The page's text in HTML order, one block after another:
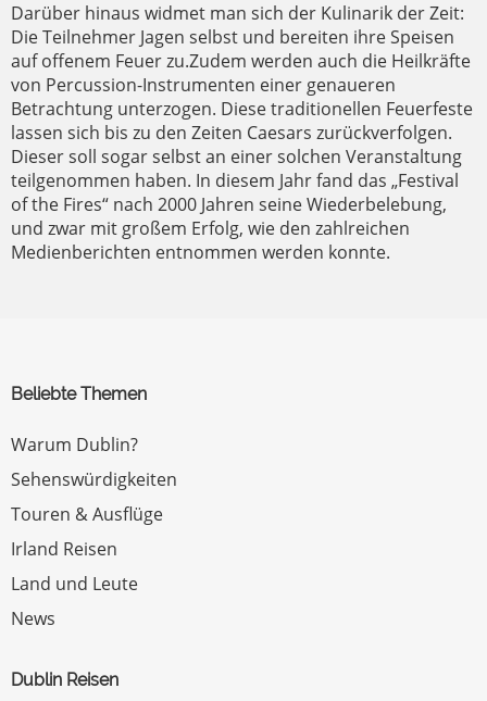
Darüber hinaus widmet man sich der Kulinarik der Zeit:
Die Teilnehmer Jagen selbst und bereiten ihre Speisen
auf offenem Feuer zu.Zudem werden auch die Heilkräfte
von Percussion-Instrumenten einer genaueren
Betrachtung unterzogen. Diese traditionellen Feuerfeste
lassen sich bis zu den Zeiten Caesars zurückverfolgen.
Dieser soll sogar selbst an einer solchen Veranstaltung
teilgenommen haben. In diesem Jahr fand das „Festival
of the Fires“ nach 2000 Jahren seine Wiederbelebung,
und zwar mit großem Erfolg, wie den zahlreichen
Medienberichten entnommen werden konnte.
Beliebte Themen
Warum Dublin?
Sehenswürdigkeiten
Touren & Ausflüge
Irland Reisen
Land und Leute
News
Dublin Reisen